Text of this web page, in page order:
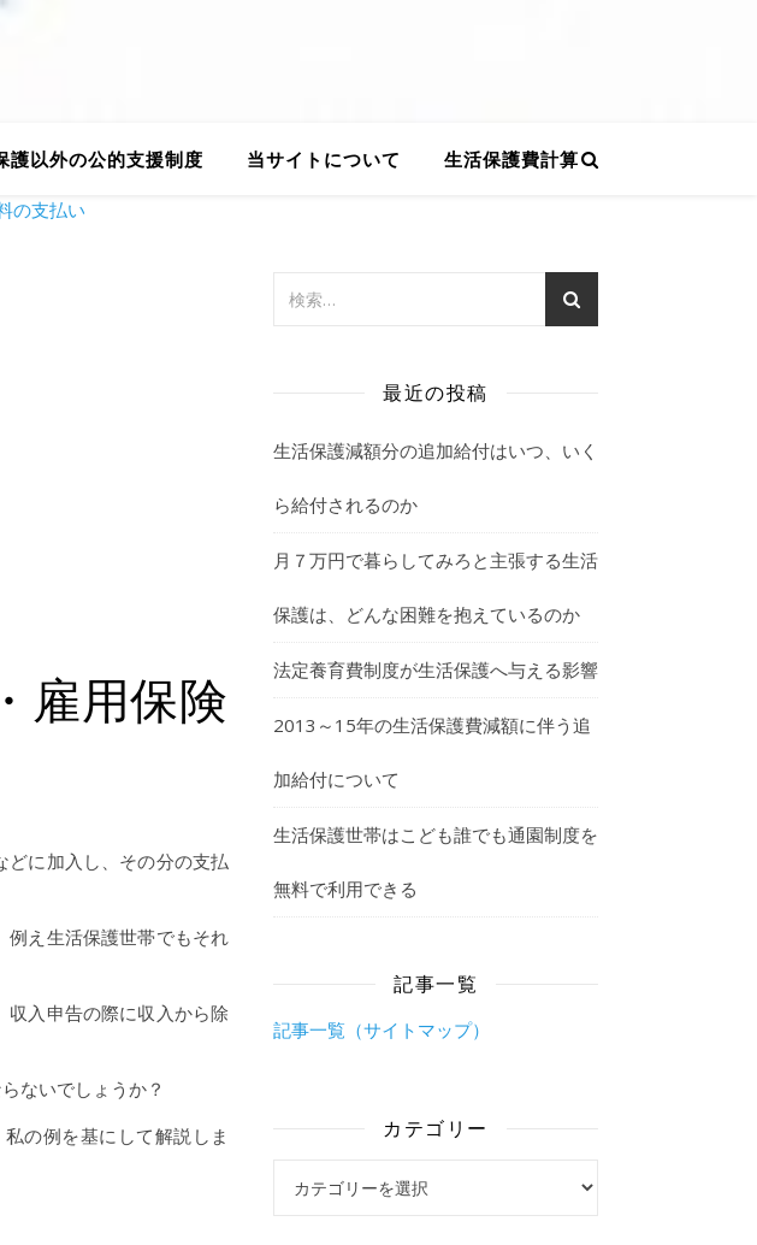
護以外の公的支援制度 当サイトについて 生活保護費計算
の支払い
雇用保険
どに加入し、その分の支払
例え生活保護世帯でもそれ
収入申告の際に収入から除
ないでしょうか？
の例を基にして解説しま
最近の投稿
生活保護減額分の追加給付はいつ、いく
ら給付されるのか
月７万円で暮らしてみろと主張する生活
保護は、どんな困難を抱えているのか
法定養育費制度が生活保護へ与える影響
2013～15年の生活保護費減額に伴う追
加給付について
生活保護世帯はこども誰でも通園制度を
無料で利用できる
記事一覧
記事一覧（サイトマップ）
カテゴリー